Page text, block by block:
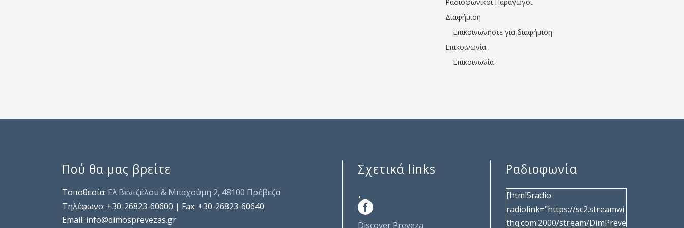
Διαφήμιση
Επικοινωνήστε για διαφήμιση
Επικοινωνία
Επικοινωνία
Πού θα μας βρείτε
Τοποθεσία: Ελ.Βενιζέλου & Μπαχούμη 2, 48100 Πρέβεζα
Τηλέφωνo: +30-26823-60600 | Fax: +30-26823-60640
Email: info@dimosprevezas.gr
Σχετικά links
.
Discover Preveza
Ραδιοφωνία
[html5radio
radiolink="https://sc2.streamwi
thq.com:2000/stream/DimPreve